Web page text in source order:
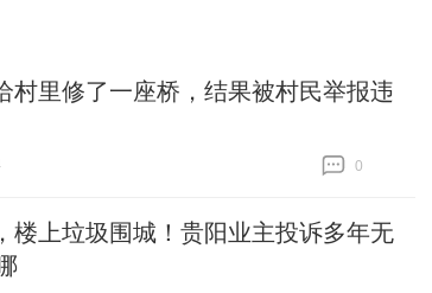
村里修了一座桥，结果被村民举报违
0
楼上垃圾围城！贵阳业主投诉多年无